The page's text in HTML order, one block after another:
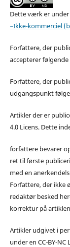
Dette værk er
–Ikke-kommerciel
Forfattere, der
accepterer følgende
Forfattere, der
udgangspunkt
Artikler der er
4.0 Licens. Dette
forfattere bevarer
ret til første
med en
Forfattere, der ikke
redaktør besked
korrektur på
Artikler udgivet i
under en CC-BY-NC